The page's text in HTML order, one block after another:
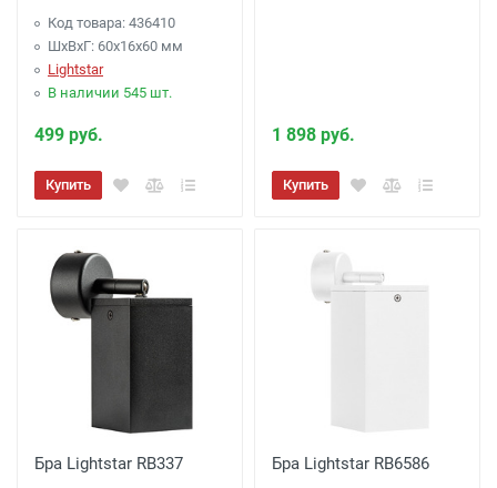
Код товара: 436410
ШхВхГ: 60x16x60 мм
Lightstar
В наличии 545 шт.
499 руб.
Купить
1 898 руб.
Купить
Бра Lightstar RB337 Бра Lightstar RB6586